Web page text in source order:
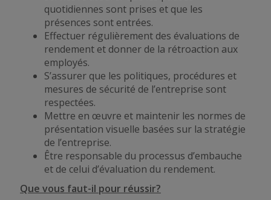
quotidiennes sont prises et que les
présences sont entrées.
Effectuer régulièrement des évaluations de
rendement et donner de la rétroaction aux
employés.
S’assurer que les politiques, procédures et
mesures de sécurité de l’entreprise sont
respectées.
Mettre en œuvre et maintenir les normes de
présentation visuelle basées sur la stratégie
de l’entreprise.
Être responsable du processus d’embauche
et de celui d’évaluation du rendement.
Que vous faut-il pour réussir?